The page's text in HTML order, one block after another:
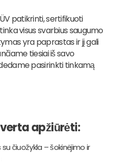
patikrinti, sertifikuoti
visus svarbius saugumo
yra paprastas ir jį gali
tiesiai iš savo
pasirinkti tinkamą
apžiūrėti:
čiuožykla – šokinėjimo ir